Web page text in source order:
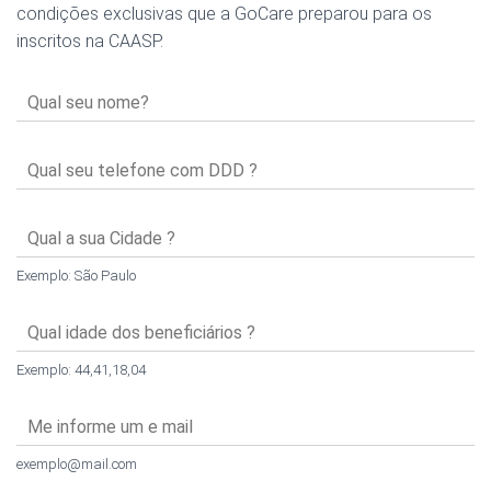
condições exclusivas que a GoCare preparou para os
inscritos na CAASP.
Exemplo: São Paulo
Exemplo: 44,41,18,04
exemplo@mail.com